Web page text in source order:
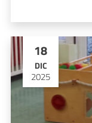
18
DIC
2025